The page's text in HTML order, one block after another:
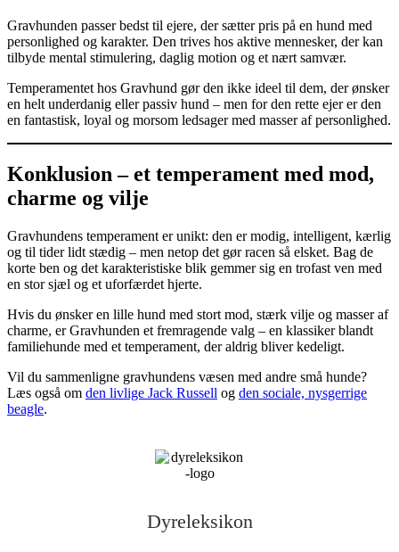
Gravhunden passer bedst til ejere, der sætter pris på en hund med
personlighed og karakter. Den trives hos aktive mennesker, der kan
tilbyde mental stimulering, daglig motion og et nært samvær.
Temperamentet hos Gravhund gør den ikke ideel til dem, der ønsker
en helt underdanig eller passiv hund – men for den rette ejer er den
en fantastisk, loyal og morsom ledsager med masser af personlighed.
Konklusion – et temperament med mod,
charme og vilje
Gravhundens temperament er unikt: den er modig, intelligent, kærlig
og til tider lidt stædig – men netop det gør racen så elsket. Bag de
korte ben og det karakteristiske blik gemmer sig en trofast ven med
en stor sjæl og et uforfærdet hjerte.
Hvis du ønsker en lille hund med stort mod, stærk vilje og masser af
charme, er Gravhunden et fremragende valg – en klassiker blandt
familiehunde med et temperament, der aldrig bliver kedeligt.
Vil du sammenligne gravhundens væsen med andre små hunde?
Læs også om den livlige Jack Russell og den sociale, nysgerrige
beagle.
Dyreleksikon